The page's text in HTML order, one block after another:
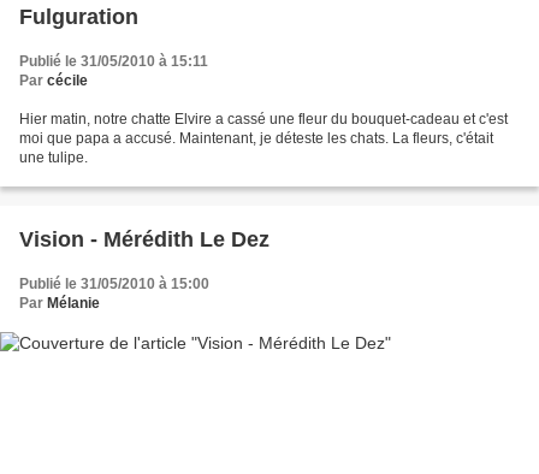
Fulguration
Publié le 31/05/2010 à 15:11
Par cécile
Hier matin, notre chatte Elvire a cassé une fleur du bouquet-cadeau et c'est
moi que papa a accusé. Maintenant, je déteste les chats. La fleurs, c'était
une tulipe.
Vision - Mérédith Le Dez
Publié le 31/05/2010 à 15:00
Par Mélanie